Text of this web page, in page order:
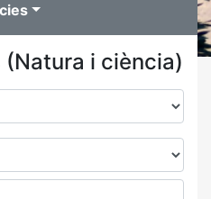
i ciència)